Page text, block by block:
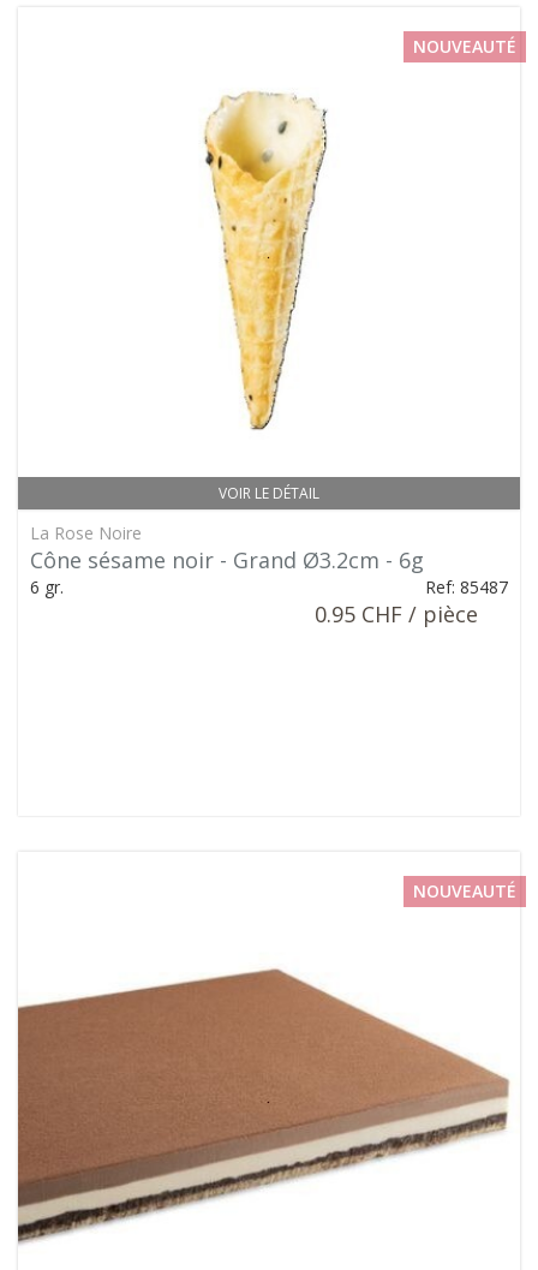
VOIR LE DÉTAIL
NOUVEAUTÉ
La Rose Noire
Cône sésame noir - Grand Ø3.2cm - 6g
6 gr. Ref: 85487
0.95 CHF / pièce
NOUVEAUTÉ